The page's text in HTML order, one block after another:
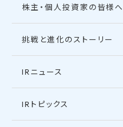
株主・個人投資家の皆様へ
挑戦と進化のストーリー
IRニュース
IRトピックス